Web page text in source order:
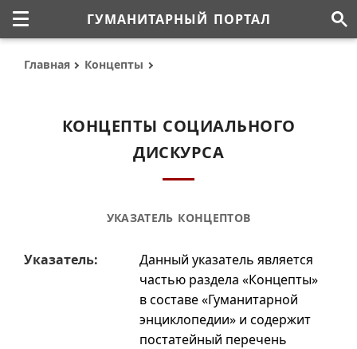
ГУМАНИТАРНЫЙ ПОРТАЛ
Главная Концепты
КОНЦЕПТЫ СОЦИАЛЬНОГО
ДИСКУРСА
УКАЗАТЕЛЬ КОНЦЕПТОВ
Указатель:
Данный указатель является
частью раздела «Концепты»
в составе «Гуманитарной
энциклопедии» и содержит
постатейный перечень